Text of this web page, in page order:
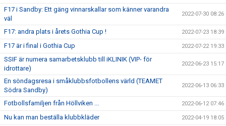
F17 i Sandby: Ett gäng vinnarskallar som känner varandra
väl
2022-07-30 08:26
F17: andra plats i årets Gothia Cup ! 2022-07-23 18:39
F17 är i final i Gothia Cup 2022-07-22 19:33
SSIF är numera samarbetsklubb till iKLINIK (VIP- för
idrottare)
2022-06-23 15:17
En söndagsresa i småklubbsfotbollens värld (TEAMET
Södra Sandby)
2022-06-13 06:33
Fotbollsfamiljen från Höllviken ... 2022-06-12 07:46
Nu kan man beställa klubbkläder 2022-04-19 18:05